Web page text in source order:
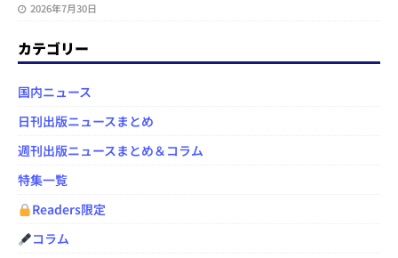
2026年7月30日
カテゴリー
国内ニュース
日刊出版ニュースまとめ
週刊出版ニュースまとめ＆コラム
特集一覧
Readers限定
コラム